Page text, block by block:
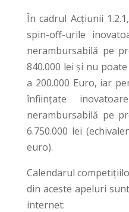
În cadrul Acțiunii
spin-off-urile
nerambursabilă pe
840.000 lei şi nu
a 200.000 Euro, iar
înființate
nerambursabilă pe
6.750.000 lei
euro).
Calendarul
din aceste apeluri
internet: